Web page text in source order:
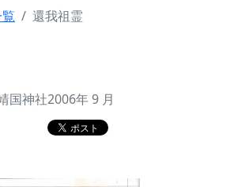
還我祖霊
国神社2006年 9 月